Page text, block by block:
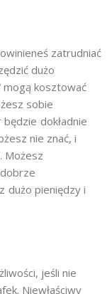
zatrudniać
dużo
kosztować
sobie
dokładnie
nie znać, i
Możesz
dużo pieniędzy i
jeśli nie
Niewłaściwy